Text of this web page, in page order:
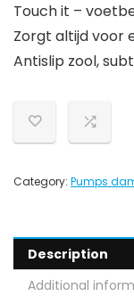
Touch it –
Zorgt altijd voor
Antislip zool,
Category: Pumps
Description
Additional